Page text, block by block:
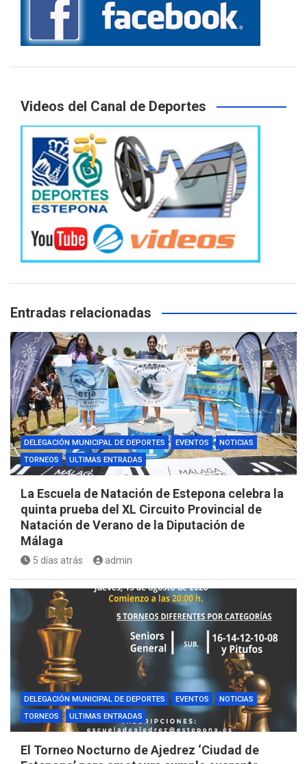
Videos del Canal de Deportes
Entradas relacionadas
DELEGACIÓN MUNICIPAL DE DEPORTES EVENTOS
NOTICIAS
TORNEOS
ULTIMAS ENTRADAS
La Escuela de Natación de Estepona celebra la
quinta prueba del XL Circuito Provincial de
Natación de Verano de la Diputación de
Málaga
5 días atrás admin
DELEGACIÓN MUNICIPAL DE DEPORTES EVENTOS
NOTICIAS
TORNEOS
ULTIMAS ENTRADAS
El Torneo Nocturno de Ajedrez ‘Ciudad de